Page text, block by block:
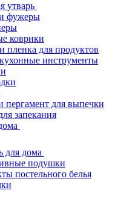
утварь
фужеры
коврики
пленка для продуктов
инструменты
пергамент для выпечки
запекания
для дома
подушки
постельного белья